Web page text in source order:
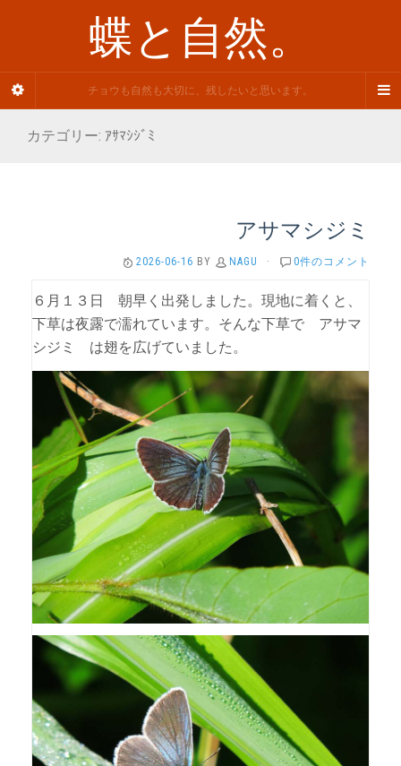
蝶と自然。
チョウも自然も大切に、残したいと思います。
カテゴリー: ｱｻﾏｼｼﾞﾐ
アサマシジミ
2026-06-16 BY NAGU · 0件のコメント
６月１３日 朝早く出発しました。現地に着くと、
下草は夜露で濡れています。そんな下草で アサマ
シジミ は翅を広げていました。